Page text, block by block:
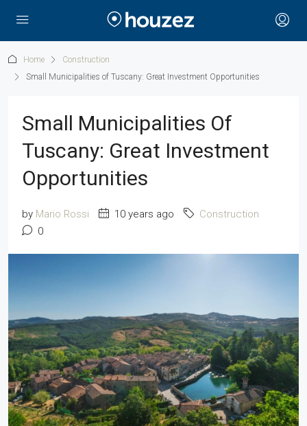
Home
Construction
Small Municipalities of Tuscany: Great Investment Opportunities
Small Municipalities Of
Tuscany: Great Investment
Opportunities
by Mario Rossi 10 years ago
Construction
0